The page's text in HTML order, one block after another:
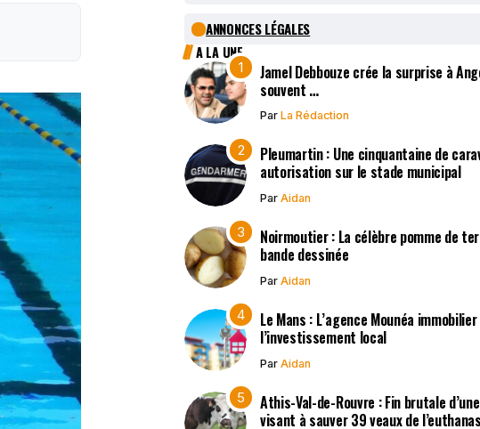
ANNONCES LÉGALES
A LA UNE
Jamel Debbouze crée la surprise à
souvent …
Par La Rédaction
Pleumartin : Une cinquantaine de
autorisation sur le stade municipal
Par Aidan
Noirmoutier : La célèbre pomme de
bande dessinée
Par Aidan
Le Mans : L’agence Mounéa
l’investissement local
Par Aidan
Athis-Val-de-Rouvre : Fin brutale
visant à sauver 39 veaux de